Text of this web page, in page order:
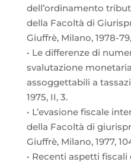
dell’ordinamento
della Facoltà di
Giuffrè, Milano, 1978-
• Le differenze di
svalutazione
assoggettabili a
1975, II, 3.
• L’evasione fiscale
della Facoltà di
Giuffrè, Milano, 1977,
• Recenti aspetti